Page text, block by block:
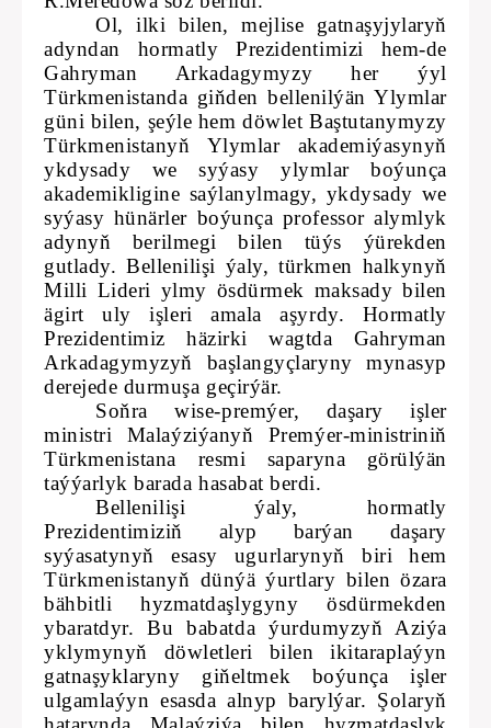
Ol, ilki bilen, mejlise gatnaşyjylaryň
adyndan hormatly Prezidentimizi hem-de
Gahryman Arkadagymyzy her ýyl
Türkmenistanda giňden bellenilýän Ylymlar
güni bilen, şeýle hem döwlet Baştutanymyzy
Türkmenistanyň Ylymlar akademiýasynyň
ykdysady we syýasy ylymlar boýunça
akademikligine saýlanylmagy, ykdysady we
syýasy hünärler boýunça professor alymlyk
adynyň berilmegi bilen tüýs ýürekden
gutlady. Bellenilişi ýaly, türkmen halkynyň
Milli Lideri ylmy ösdürmek maksady bilen
ägirt uly işleri amala aşyrdy. Hormatly
Prezidentimiz häzirki wagtda Gahryman
Arkadagymyzyň başlangyçlaryny mynasyp
derejede durmuşa geçirýär.
Soňra wise-premýer, daşary işler
ministri Malaýziýanyň Premýer-ministriniň
Türkmenistana resmi saparyna görülýän
taýýarlyk barada hasabat berdi.
Bellenilişi ýaly, hormatly
Prezidentimiziň alyp barýan daşary
syýasatynyň esasy ugurlarynyň biri hem
Türkmenistanyň dünýä ýurtlary bilen özara
bähbitli hyzmatdaşlygyny ösdürmekden
ybaratdyr. Bu babatda ýurdumyzyň Aziýa
yklymynyň döwletleri bilen ikitaraplaýyn
gatnaşyklaryny giňeltmek boýunça işler
ulgamlaýyn esasda alnyp barylýar. Şolaryň